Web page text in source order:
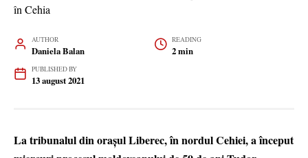
AUTHOR
Daniela Balan
READING
2 min
PUBLISHED BY
13 august 2021
La tribunalul din orașul Liberec, în nordul Cehiei, a început